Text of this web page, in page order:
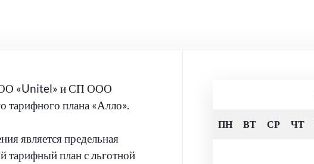
«Unitel» и СП ООО
тарифного плана «Алло».
является предельная
тарифный план с льготной
ПН ВТ СР ЧТ